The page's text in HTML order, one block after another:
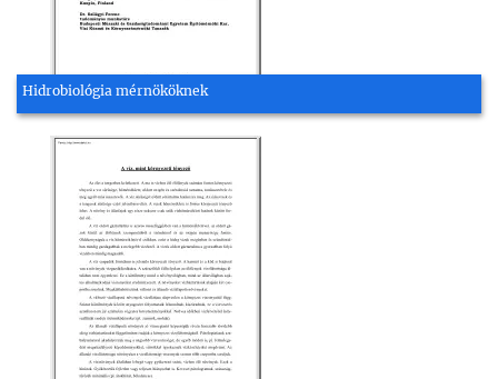
Hidrobiológia mérnököknek